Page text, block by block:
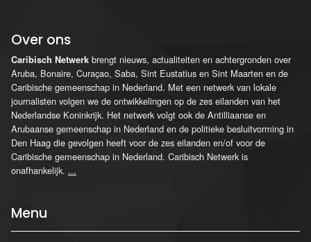
Over ons
Caribisch Netwerk brengt nieuws, actualiteiten en achtergronden over
Aruba, Bonaire, Curaçao, Saba, Sint Eustatius en Sint Maarten en de
Caribische gemeenschap in Nederland. Met een netwerk van lokale
journalisten volgen we de ontwikkelingen op de zes eilanden van het
Nederlandse Koninkrijk. Het netwerk volgt ook de Antilliaanse en
Arubaanse gemeenschap in Nederland en de politieke besluitvorming in
Den Haag die gevolgen heeft voor de zes eilanden en/of voor de
Caribische gemeenschap in Nederland. Caribisch Netwerk is
onafhankelijk. ...
Menu